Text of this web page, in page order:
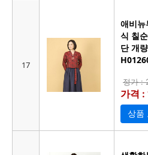
17
애비뉴
식 칠
단 개
정가 :
가격
상품